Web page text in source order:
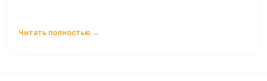
Читать полностью →